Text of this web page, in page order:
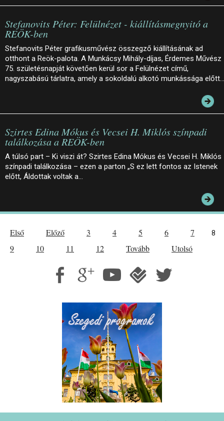
Stefanovits Péter: Felülnézet - kiállításmegnyitó a
REÖK-ben
Stefanovits Péter grafikusművész összegző kiállításának ad
otthont a Reök-palota. A Munkácsy Mihály-díjas, Érdemes Művész
75. születésnapját követően kerül sor a Felülnézet című,
nagyszabású tárlatra, amely a sokoldalú alkotó munkássága előtt…
Szirtes Edina Mókus és Vecsei H. Miklós színpadi
találkozása a REÖK-ben
A túlsó part – Ki viszi át? Szirtes Edina Mókus és Vecsei H. Miklós
színpadi találkozása – ezen a parton „S ez lett fontos az Istenek
előtt, Áldottak voltak a…
Első Előző 3 4 5 6 7 8
9 10 11 12 Tovább Utolsó